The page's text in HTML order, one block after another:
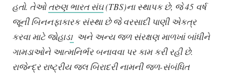
હતો. તેઓતરુણ ભારત સંઘ(TBS)ના સ્થાપક છે, જે 45 વર્ષ
જૂની બિનનફાકારક સંસ્થા છે જે વરસાદી પાણી એકત્ર
કરવા માટે જોહાડ1 અને અન્ય જળ સંરક્ષણ માળખાં બાંધીને
ગામડાઓને આત્મનિર્ભર બનાવવા પરકામકરી રહીછે.
રાજેન્દ્ર રાષ્ટ્રીય જલ બિરાદરી નામની જળ-સંબંધિત